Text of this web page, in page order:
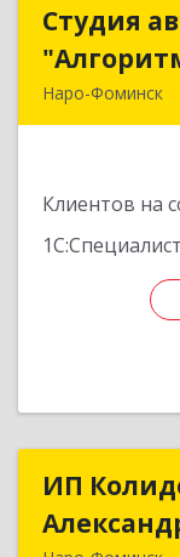
Студия
Наро-Фоминск
Клиентов на
1С:Специалист
ИП